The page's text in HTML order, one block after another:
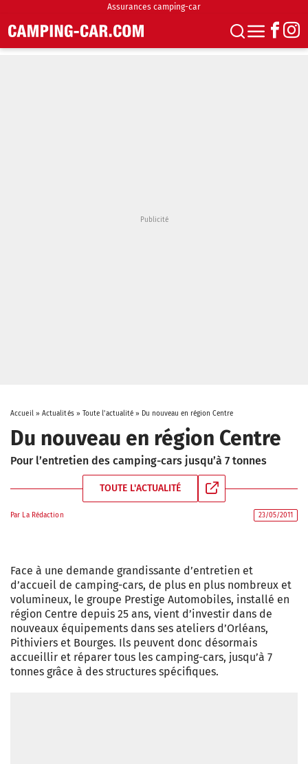
Assurances camping-car
Accueil» Actualités» Toute l'actualité » Du nouveau en région Centre
Du nouveau en région Centre
Pour l’entretien des camping-cars jusqu’à 7 tonnes
TOUTE L'ACTUALITÉ
Par La Rédaction 23/05/2011
Face à une demande grandissante d’entretien et
d’accueil de camping-cars, de plus en plus nombreux et
volumineux, le groupe Prestige Automobiles, installé en
région Centre depuis 25 ans, vient d’investir dans de
nouveaux équipements dans ses ateliers d’Orléans,
Pithiviers et Bourges. Ils peuvent donc désormais
accueillir et réparer tous les camping-cars, jusqu’à 7
tonnes grâce à des structures spécifiques.